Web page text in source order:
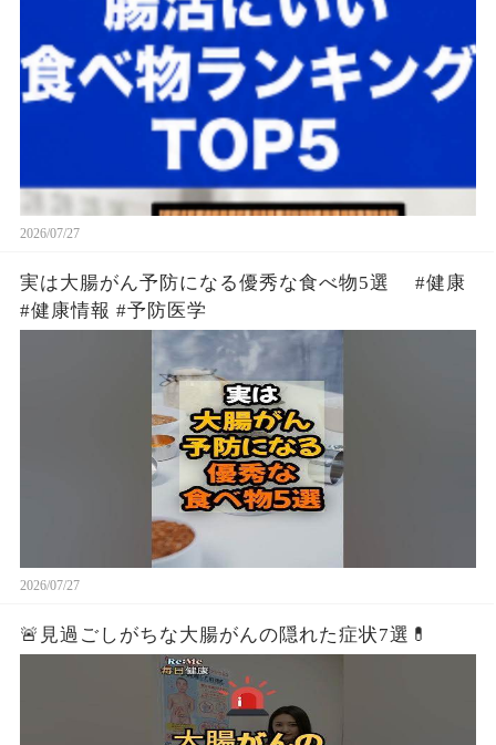
2026/07/27
実は大腸がん予防になる優秀な食べ物5選 #健康
#健康情報 #予防医学
2026/07/27
🚨見過ごしがちな大腸がんの隠れた症状7選💊